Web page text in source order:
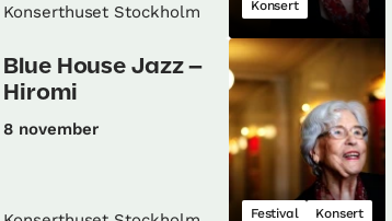
Konserthuset Stockholm Konsert
Blue House Jazz –
Hiromi
8 november
Festival Konsert